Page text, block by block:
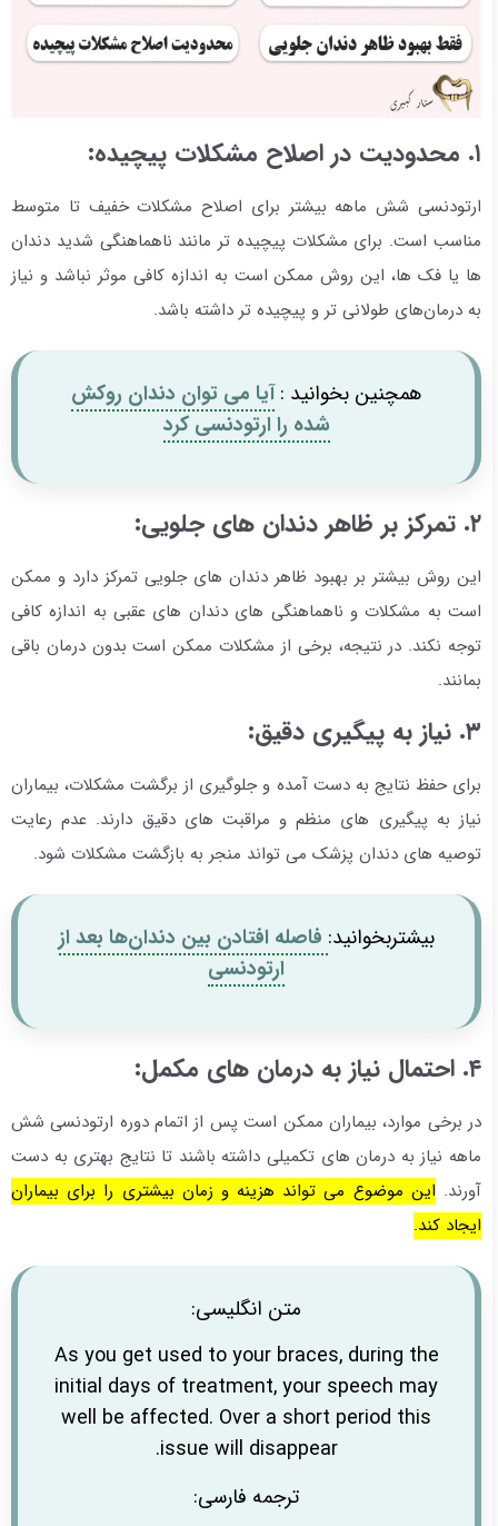
۱. محدودیت در اصلاح مشکلات پیچیده:
ارتودنسی شش ماهه بیشتر برای اصلاح مشکلات خفیف تا متوسط
مناسب است. برای مشکلات پیچیده تر مانند ناهماهنگی شدید دندان
ها یا فک ها، این روش ممکن است به اندازه کافی موثر نباشد و نیاز
به درمان‌های طولانی تر و پیچیده تر داشته باشد.
همچنین بخوانید :آیا می توان دندان روکش
شده را ارتودنسی کرد
۲. تمرکز بر ظاهر دندان های جلویی:
این روش بیشتر بر بهبود ظاهر دندان های جلویی تمرکز دارد و ممکن
است به مشکلات و ناهماهنگی های دندان های عقبی به اندازه کافی
توجه نکند. در نتیجه، برخی از مشکلات ممکن است بدون درمان باقی
بمانند.
۳. نیاز به پیگیری دقیق:
برای حفظ نتایج به دست آمده و جلوگیری از برگشت مشکلات، بیماران
نیاز به پیگیری های منظم و مراقبت های دقیق دارند. عدم رعایت
توصیه های دندان پزشک می تواند منجر به بازگشت مشکلات شود.
بیشتربخوانید: فاصله افتادن بین دندان‌ها بعد از
ارتودنسی
۴. احتمال نیاز به درمان های مکمل:
در برخی موارد، بیماران ممکن است پس از اتمام دوره ارتودنسی شش
ماهه نیاز به درمان های تکمیلی داشته باشند تا نتایج بهتری به دست
آورند. این موضوع می تواند هزینه و زمان بیشتری را برای بیماران
ایجاد کند.
متن انگلیسی:
As you get used to your braces, during the
initial days of treatment, your speech may
well be affected. Over a short period this
issue will disappear.
ترجمه فارسی: